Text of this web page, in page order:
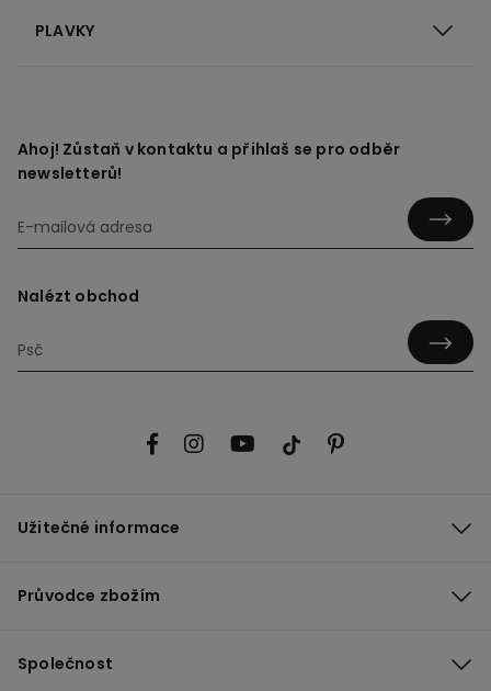
PLAVKY
Ahoj! Zůstaň v kontaktu a přihlaš se pro odběr
newsletterů!
Nalézt obchod
Užitečné informace
Průvodce zbožím
Společnost